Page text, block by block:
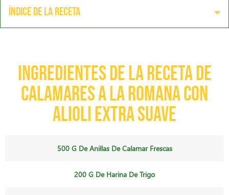
Índice de la receta
Ingredientes de la receta de
Calamares a la Romana con
Alioli Extra suave
500 G De Anillas De Calamar Frescas
200 G De Harina De Trigo